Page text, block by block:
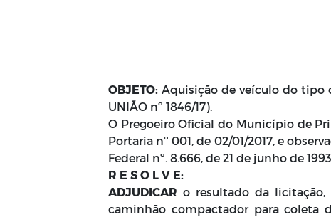
OBJETO: Aquisição de veículo do tipo
UNIÃO nº 1846/17).
O Pregoeiro Oficial do Município de
Portaria nº 001, de 02/01/2017, e
Federal nº. 8.666, de 21 de junho de
R E S O L V E:
ADJUDICAR o resultado da licitação,
caminhão compactador para coleta